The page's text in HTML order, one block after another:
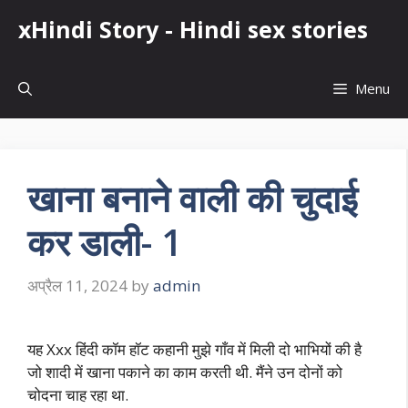
xHindi Story - Hindi sex stories
Menu
खाना बनाने वाली की चुदाई
कर डाली- 1
अप्रैल 11, 2024 by admin
यह Xxx हिंदी कॉम हॉट कहानी मुझे गाँव में मिली दो भाभियों की है
जो शादी में खाना पकाने का काम करती थी. मैंने उन दोनों को
चोदना चाह रहा था.